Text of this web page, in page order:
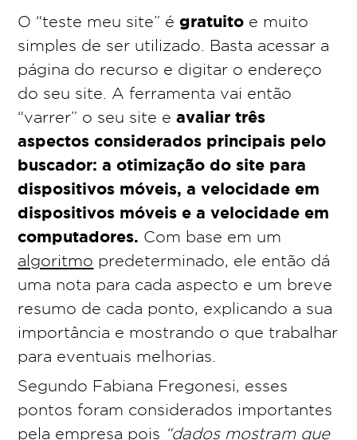
O “teste meu site” é gratuito e muito
simples de ser utilizado. Basta acessar a
página do recurso e digitar o endereço
do seu site. A ferramenta vai então
“varrer” o seu site e avaliar três
aspectos considerados principais pelo
buscador: a otimização do site para
dispositivos móveis, a velocidade em
dispositivos móveis e a velocidade em
computadores. Com base em um
algoritmo predeterminado, ele então dá
uma nota para cada aspecto e um breve
resumo de cada ponto, explicando a sua
importância e mostrando o que trabalhar
para eventuais melhorias.
Segundo Fabiana Fregonesi, esses
pontos foram considerados importantes
pela empresa pois “dados mostram que